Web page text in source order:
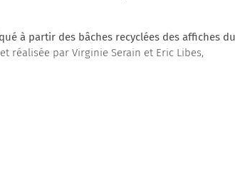
à partir des bâches recyclées des affiches du
réalisée par Virginie Serain et Eric Libes,